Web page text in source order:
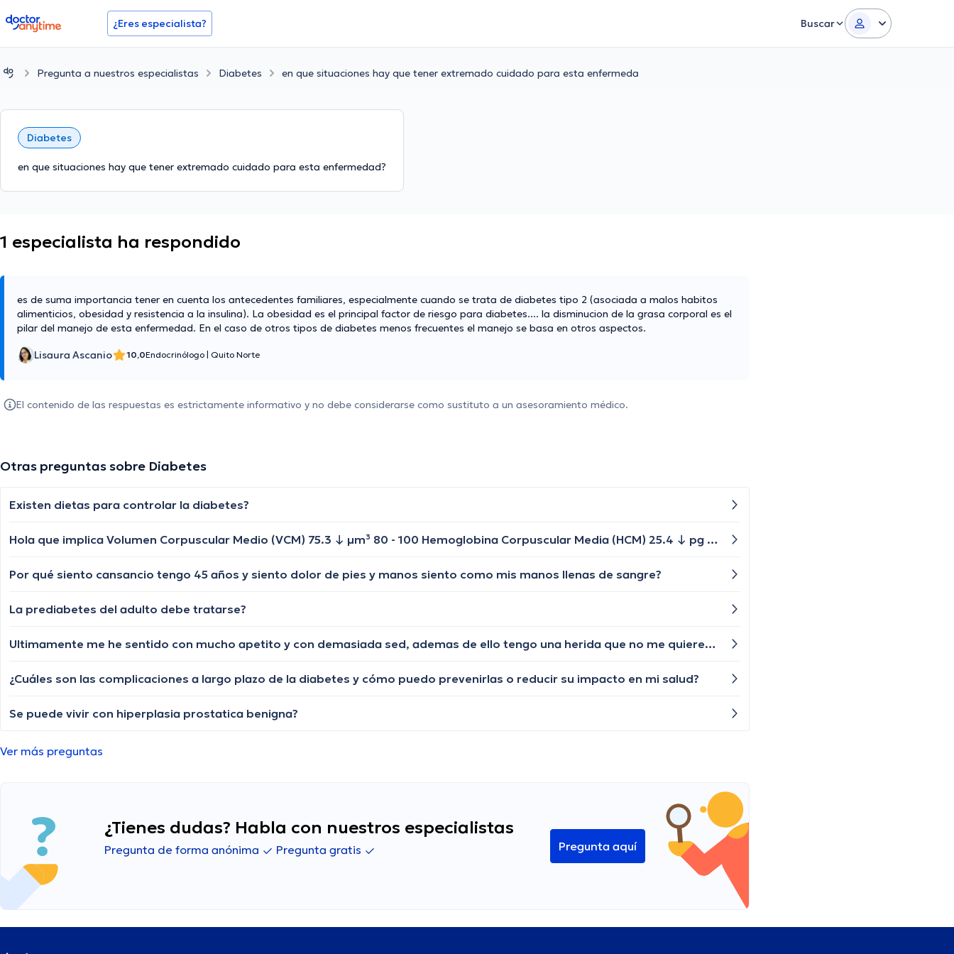
doctoranytime ¿Eres especialista? Buscar
Pregunta a nuestros especialistas Diabetes en que situaciones hay que tener extremado cuidado para esta enfermeda
Diabetes
en que situaciones hay que tener extremado cuidado para esta enfermedad?
1 especialista ha respondido
es de suma importancia tener en cuenta los antecedentes familiares, especialmente cuando se trata de diabetes tipo 2 (asociada a malos habitos
alimenticios, obesidad y resistencia a la insulina). La obesidad es el principal factor de riesgo para diabetes.... la disminucion de la grasa corporal es el
pilar del manejo de esta enfermedad. En el caso de otros tipos de diabetes menos frecuentes el manejo se basa en otros aspectos.
Lisaura Ascanio 10,0Endocrinólogo Quito Norte
El contenido de las respuestas es estrictamente informativo y no debe considerarse como sustituto a un asesoramiento médico.
Otras preguntas sobre Diabetes
Existen dietas para controlar la diabetes?
Hola que implica Volumen Corpuscular Medio (VCM) 75.3 ↓ µm³ 80 - 100 Hemoglobina Corpuscular Media (HCM) 25.4 ↓ pg 27 - 31 y FT3 24.58 pg/mL ADULTOS: 1.8 - 4.2 pg/mL
Por qué siento cansancio tengo 45 años y siento dolor de pies y manos siento como mis manos llenas de sangre?
La prediabetes del adulto debe tratarse?
Ultimamente me he sentido con mucho apetito y con demasiada sed, ademas de ello tengo una herida que no me quiere cicatrizar y estoy preocupado por que pueda tener diabetes ¿que deberia hacer para evitar esto y poder mejorarme?
¿Cuáles son las complicaciones a largo plazo de la diabetes y cómo puedo prevenirlas o reducir su impacto en mi salud?
Se puede vivir con hiperplasia prostatica benigna?
Ver más preguntas
¿Tienes dudas? Habla con nuestros especialistas
Pregunta de forma anónima Pregunta gratis Pregunta aquí